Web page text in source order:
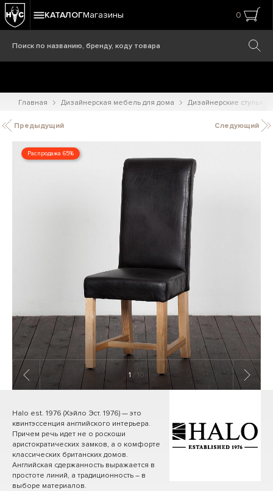
КАТАЛОГМагазины 0
Главная Дизайнерская мебель для дома Дизайнерские стулья
Предыдущий Следующий
Распродажа 65%
1 / 10
Halo est. 1976 (Хэйло Эст. 1976) — это
квинтэссенция английского интерьера.
Причем речь идет не о роскоши
аристократических замков, а о комфорте
классических британских домов.
Английская сдержанность выражается в
простоте линий, а традиционность – в
выборе материалов.